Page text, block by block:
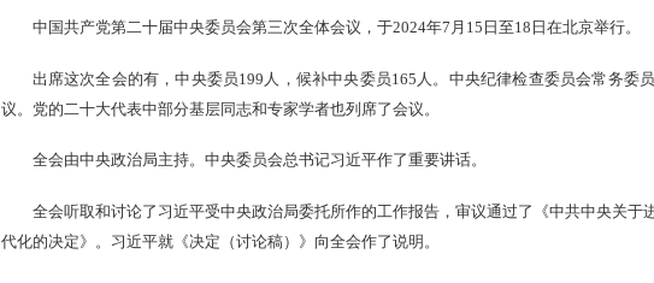
中国共产党第二十届中央委员会第三次全体会议，于2024年7月15日至18日在北京举行。
出席这次全会的有，中央委员199人，候补中央委员165人。中央纪律检查委员会常务委
议。党的二十大代表中部分基层同志和专家学者也列席了会议。
全会由中央政治局主持。中央委员会总书记习近平作了重要讲话。
全会听取和讨论了习近平受中央政治局委托所作的工作报告，审议通过了《中共中央关于
代化的决定》。习近平就《决定（讨论稿）》向全会作了说明。